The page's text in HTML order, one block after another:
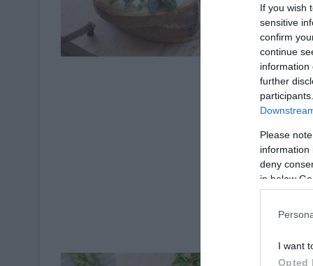
If you wish
sensitive
confirm
continue
information
further
Please
information
deny
in below
I want
Opted
Cuisine